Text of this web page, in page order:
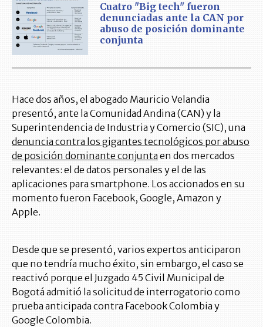
Cuatro "Big tech" fueron
denunciadas ante la CAN por
abuso de posición dominante
conjunta
Hace dos años, el abogado Mauricio Velandia
presentó, ante la Comunidad Andina (CAN) y la
Superintendencia de Industria y Comercio (SIC), una
denuncia contra los gigantes tecnológicos por abuso
de posición dominante conjunta en dos mercados
relevantes: el de datos personales y el de las
aplicaciones para smartphone. Los accionados en su
momento fueron Facebook, Google, Amazon y
Apple.
Desde que se presentó, varios expertos anticiparon
que no tendría mucho éxito, sin embargo, el caso se
reactivó porque el Juzgado 45 Civil Municipal de
Bogotá admitió la solicitud de interrogatorio como
prueba anticipada contra Facebook Colombia y
Google Colombia.